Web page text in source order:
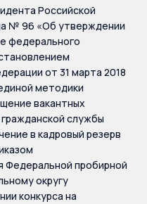
Российской
№ 96 «Об утверждении
федерального
от 31 марта 2018
методики
вакантных
службы
в кадровый резерв
Федеральной пробирной
округу
конкурса на